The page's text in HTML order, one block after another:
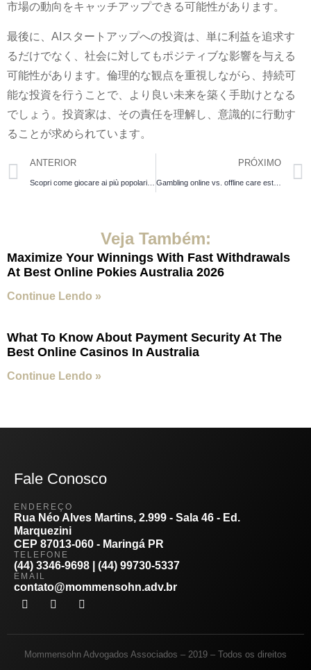
市場の動向をキャッチアップできる可能性があります。
最後に、AIスタートアップへの投資は、単に利益を追求す
るだけでなく、社会に対してもポジティブな影響を与える
可能性があります。倫理的な観点を重視しながら、持続可
能な投資を行うことで、より良い未来を築く手助けとなる
でしょう。投資家は、その責任を理解し、意識的に行動す
ることが求められています。
ANTERIOR PRÓXIMO
Gambling online vs. offline care este cea mai bună alegere pentru tine Chicken Road
Veja Também:
Maximize Your Winnings With Fast Withdrawals
At Best Online Pokies Australia 2026
Continue Lendo »
What To Know About Payment Security At The
Best Online Casinos In Australia
Continue Lendo »
ENDEREÇO
Rua Néo Alves Martins, 2.999 - Sala 46 - Ed.
Marquezini
CEP 87013-060 - Maringá PR
TELEFONE
(44) 3346-9698 | (44) 99730-5337
EMAIL
contato@mommensohn.adv.br
Fale Conosco
Mommensohn Advogados Associados – 2019 – Todos os direitos